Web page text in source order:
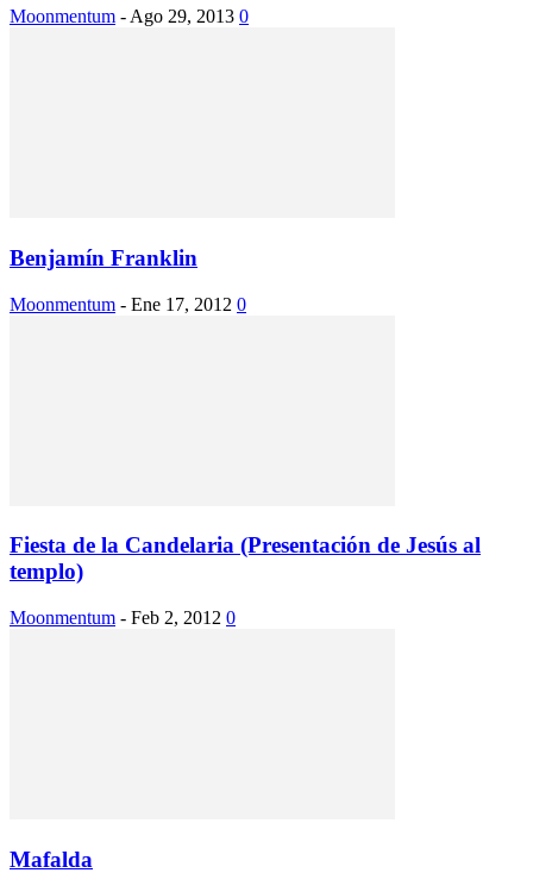
Moonmentum - Ago 29, 2013 0
Benjamín Franklin
Moonmentum - Ene 17, 2012 0
Fiesta de la Candelaria (Presentación de Jesús al
templo)
Moonmentum - Feb 2, 2012 0
Mafalda